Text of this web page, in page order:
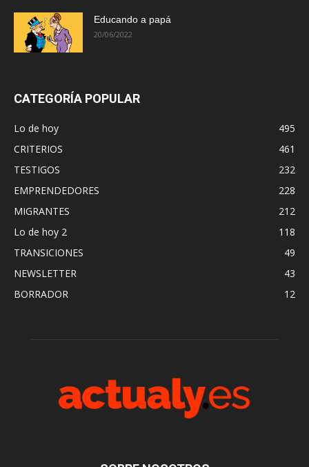
Educando a papá
20/06/2022
CATEGORÍA POPULAR
Lo de hoy
495
CRITERIOS
461
TESTIGOS
232
EMPRENDEDORES
228
MIGRANTES
212
Lo de hoy 2
118
TRANSICIONES
49
NEWSLETTER
43
BORRADOR
12